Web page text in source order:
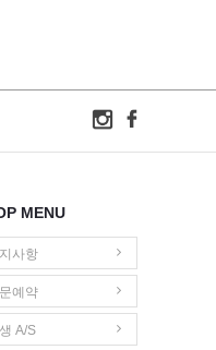
MENU
사항
예약
A/S